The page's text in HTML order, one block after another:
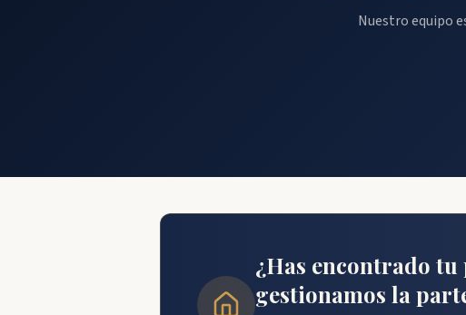
Nuestro equipo
¿Has encontrado
gestionamos la